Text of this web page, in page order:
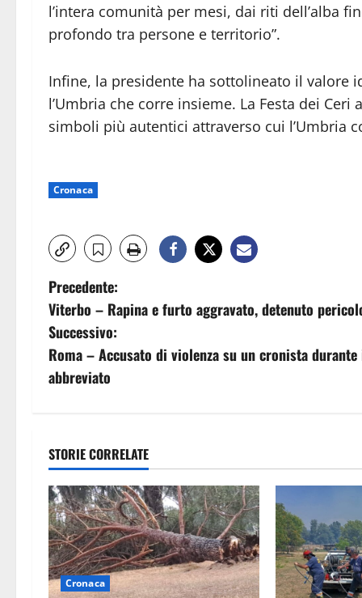
l’intera comunità per mesi, dai riti dell’alba
profondo tra persone e territorio”.
Infine, la presidente ha sottolineato il valore
l’Umbria che corre insieme. La Festa dei
simboli più autentici attraverso cui l’Umbria
Cronaca
N
a
v
i
a
z
i
o
Precedente:
Viterbo – Rapina e furto aggravato, detenuto
Successivo:
Roma – Accusato di violenza su un cronista
abbreviato
STORIE CORRELATE
Cronaca